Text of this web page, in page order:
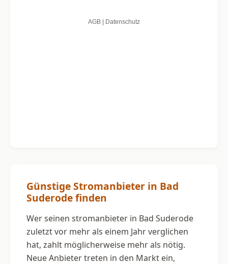
Günstige Stromanbieter in Bad
Suderode finden
Wer seinen stromanbieter in Bad Suderode
zuletzt vor mehr als einem Jahr verglichen
hat, zahlt möglicherweise mehr als nötig.
Neue Anbieter treten in den Markt ein,